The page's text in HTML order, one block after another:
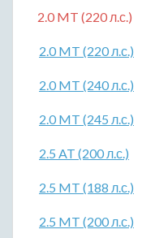
2.0 MT (220 л.с.)
2.0 MT (220 л.с.)
2.0 MT (240 л.с.)
2.0 MT (245 л.с.)
2.5 AT (200 л.с.)
2.5 MT (188 л.с.)
2.5 MT (200 л.с.)